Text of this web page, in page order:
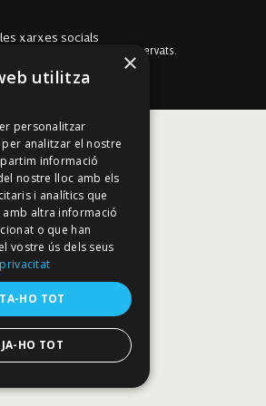
xarxes socials
2026. Tots els drets reservats.
web BESTALDE STUDIO
×
utilitza
personalitzar
analitzar el nostre
informació
nostre lloc amb els
i analítics que
altra informació
o que han
vostre ús dels seus
HO TOT
HO TOT